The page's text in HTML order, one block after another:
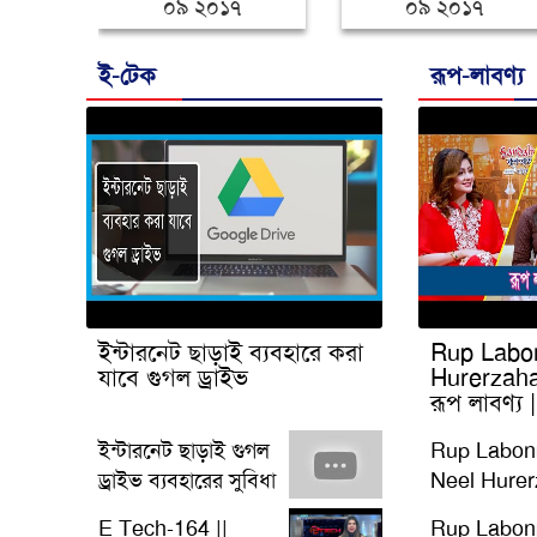
০৯ ২০১৭
১২.০৯.২০১৭
ই-টেক
ইন্টারনেট ছাড়াই ব্যবহারে করা
যাবে গুগল ড্রাইভ
ইন্টারনেট ছাড়াই গুগল
ড্রাইভ ব্যবহারের সুবিধা
E Tech-164 ||
রূপ-লাবণ্য
Rup
রূপ লাবণ্য
Rup
Neel
Rup